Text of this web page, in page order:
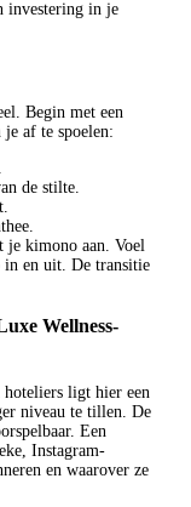
investering in je
Begin met een
af te spoelen:
de stilte.
je kimono aan. Voel
in en uit. De transitie
Wellness-
hoteliers ligt hier een
niveau te tillen. De
Een
Instagram-
en waarover ze